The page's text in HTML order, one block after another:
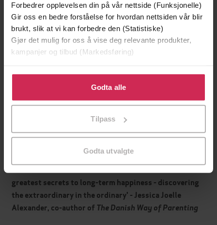
Forbedrer opplevelsen din på vår nettside (Funksjonelle)
Gir oss en bedre forståelse for hvordan nettsiden vår blir
brukt, slik at vi kan forbedre den (Statistiske)
Gjør det mulig for oss å vise deg relevante produkter,
kampanjer og tilbud (Markedsføring)
Klikk på «Godta alle» for å gi oss ditt samtykke til å
bruke cookies for alle disse formålene. Du kan også
tilpasse ditt samtykke til spesifikke formål ved å klikke
Godta alle
Tilpass
Godta utvalgte
Språk
English
Format epub
DRM-
LCP
'This book is a must-read for parents and educators
who want to refocus children's attention to one of the
greatest secrets to long-term happiness - discovering
the extraordinary in the ordinary' - Jessica Joelle
Alexander, co-author of The Danish Way of Parenting